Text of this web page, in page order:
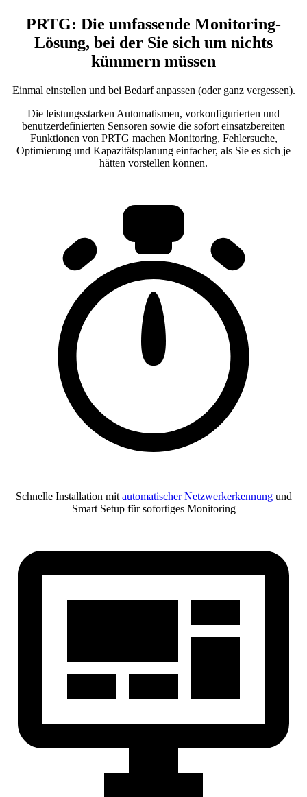
PRTG: Die umfassende Monitoring-
Lösung, bei der Sie sich um nichts
kümmern müssen
Einmal einstellen und bei Bedarf anpassen (oder ganz vergessen).
Die leistungsstarken Automatismen, vorkonfigurierten und
benutzerdefinierten Sensoren sowie die sofort einsatzbereiten
Funktionen von PRTG machen Monitoring, Fehlersuche,
Optimierung und Kapazitätsplanung einfacher, als Sie es sich je
hätten vorstellen können.
Schnelle Installation mit automatischer Netzwerkerkennungund
Smart Setup für sofortiges Monitoring